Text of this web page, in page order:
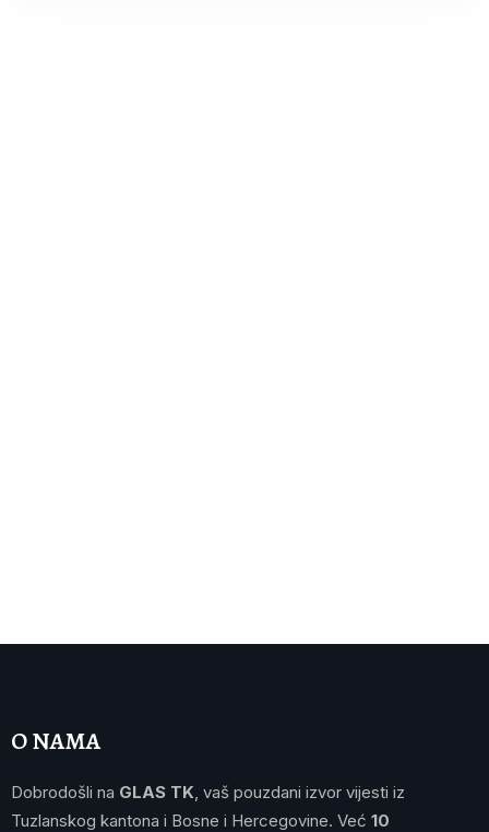
O NAMA
Dobrodošli na GLAS TK , vaš pouzdani izvor vijesti iz
Tuzlanskog kantona i Bosne i Hercegovine. Već 10